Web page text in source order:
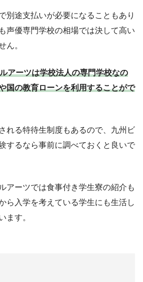
別途支払いが必要になることもあり
声優専門学校の相場では決して高い
ん。
アーツは学校法人の専門学校なの
国の教育ローンを利用することがで
れる特待生制度もあるので、九州ビ
するなら事前に調べておくと良いで
アーツでは食事付き学生寮の紹介も
ら入学を考えている学生にも生活し
ます。